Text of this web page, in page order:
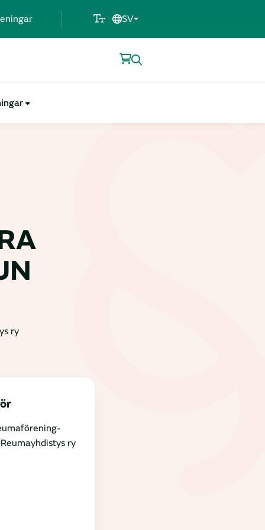
SV
ry
ry